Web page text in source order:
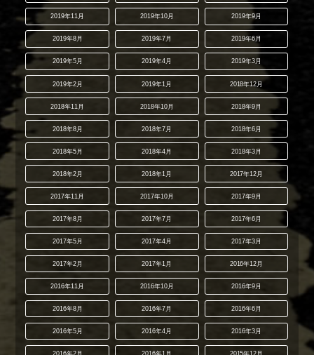
2019年11月 2019年10月 2019年9月
2019年8月 2019年7月 2019年6月
2019年5月 2019年4月 2019年3月
2019年2月 2019年1月 2018年12月
2018年11月 2018年10月 2018年9月
2018年8月 2018年7月 2018年6月
2018年5月 2018年4月 2018年3月
2018年2月 2018年1月 2017年12月
2017年11月 2017年10月 2017年9月
2017年8月 2017年7月 2017年6月
2017年5月 2017年4月 2017年3月
2017年2月 2017年1月 2016年12月
2016年11月 2016年10月 2016年9月
2016年8月 2016年7月 2016年6月
2016年5月 2016年4月 2016年3月
2016年2月 2016年1月 2015年12月